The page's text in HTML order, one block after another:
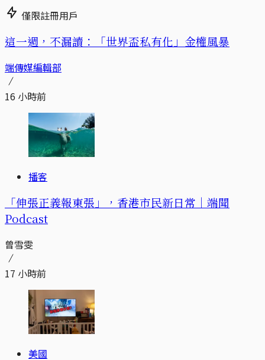
僅限註冊用戶
這一週，不漏讀：「世界盃私有化」金權風暴
端傳媒編輯部
16 小時前
播客
「伸張正義報東張」，香港市民新日常｜端聞
Podcast
曾雪雯
17 小時前
美國